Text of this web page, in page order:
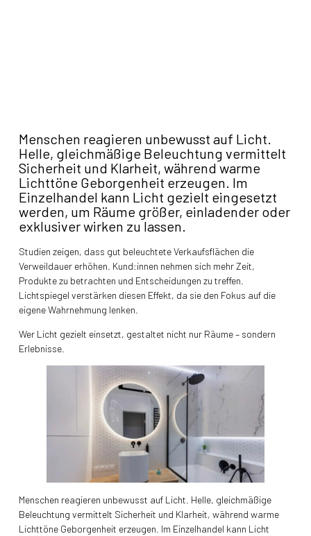
Menschen reagieren unbewusst auf Licht.
Helle, gleichmäßige Beleuchtung vermittelt
Sicherheit und Klarheit, während warme
Lichttöne Geborgenheit erzeugen. Im
Einzelhandel kann Licht gezielt eingesetzt
werden, um Räume größer, einladender oder
exklusiver wirken zu lassen.
Studien zeigen, dass gut beleuchtete Verkaufsflächen die
Verweildauer erhöhen. Kund:innen nehmen sich mehr Zeit,
Produkte zu betrachten und Entscheidungen zu treffen.
Lichtspiegel verstärken diesen Effekt, da sie den Fokus auf die
eigene Wahrnehmung lenken.
Wer Licht gezielt einsetzt, gestaltet nicht nur Räume – sondern
Erlebnisse.
Menschen reagieren unbewusst auf Licht. Helle, gleichmäßige
Beleuchtung vermittelt Sicherheit und Klarheit, während warme
Lichttöne Geborgenheit erzeugen. Im Einzelhandel kann Licht